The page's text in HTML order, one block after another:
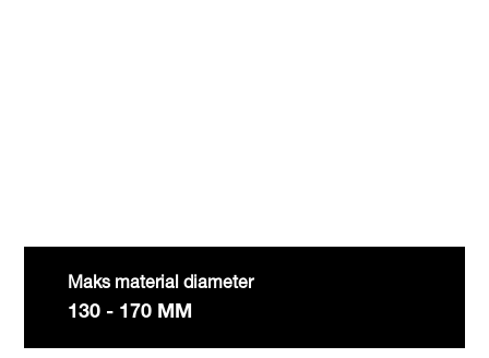
Maks material diameter
130 - 170 MM